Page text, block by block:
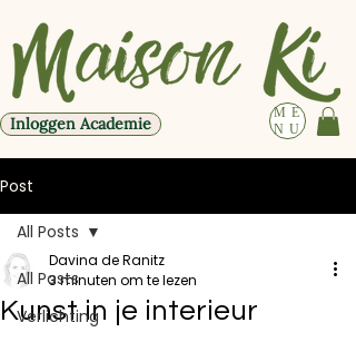
ME
NU
Inloggen Academie
Post
All Posts
Verlichting
All Posts
Kunst in je interieur
Davina de Ranitz
3 minuten om te lezen